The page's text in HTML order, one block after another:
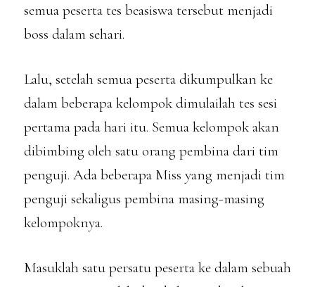
semua peserta tes beasiswa tersebut menjadi
boss dalam sehari.
Lalu, setelah semua peserta dikumpulkan ke
dalam beberapa kelompok dimulailah tes sesi
pertama pada hari itu. Semua kelompok akan
dibimbing oleh satu orang pembina dari tim
penguji. Ada beberapa Miss yang menjadi tim
penguji sekaligus pembina masing-masing
kelompoknya.
Masuklah satu persatu peserta ke dalam sebuah